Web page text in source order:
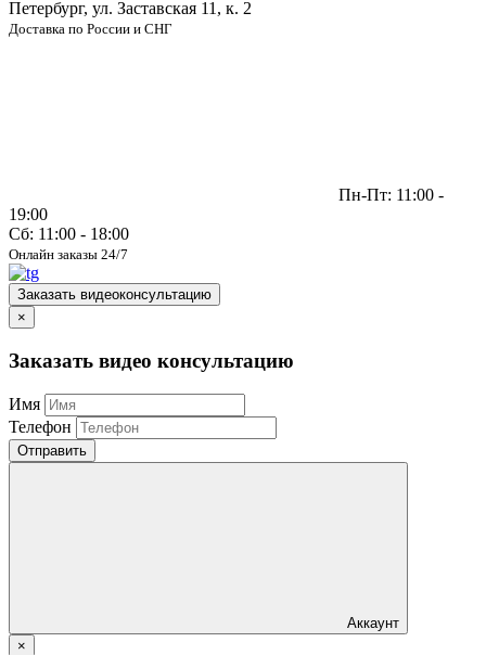
Петербург, ул. Заставская 11, к. 2
Доставка по России и СНГ
Пн-Пт: 11:00 -
19:00
Сб: 11:00 - 18:00
Онлайн заказы 24/7
Заказать видеоконсультацию
×
Заказать видео консультацию
Имя
Телефон
Отправить
Аккаунт
×